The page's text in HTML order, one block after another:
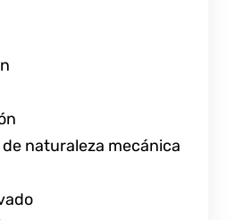
naturaleza mecánica